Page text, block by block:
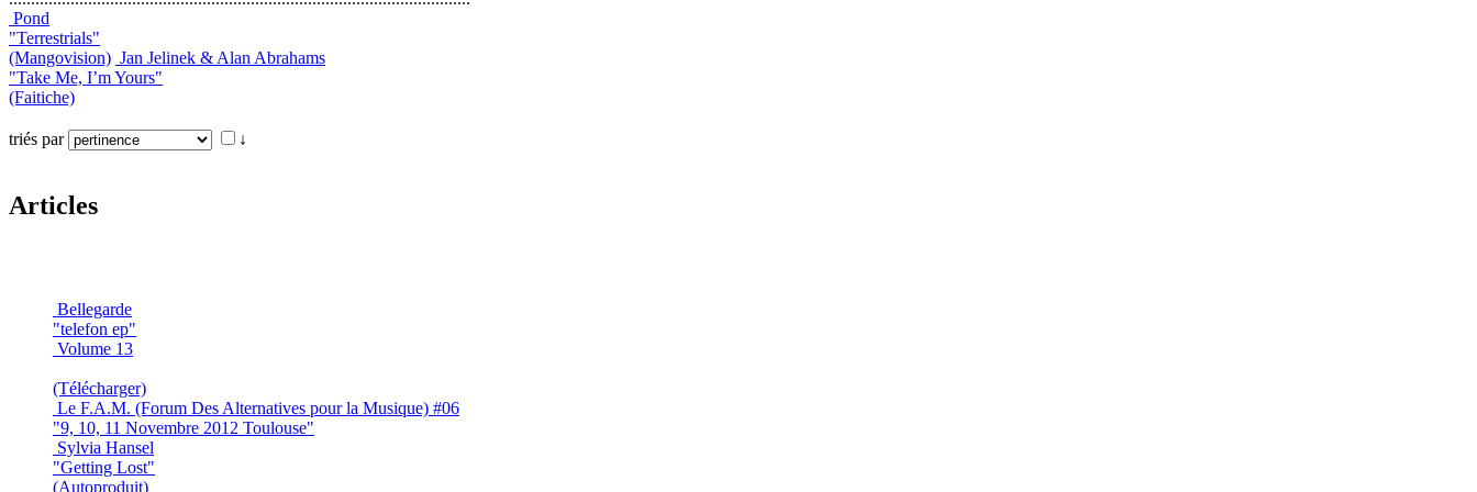
Pond
"Terrestrials"
(Mangovision) Jan Jelinek & Alan Abrahams
"Take Me, I’m Yours"
(Faitiche)
triés par ↓
Articles
Bellegarde
"telefon ep"
Volume 13
(Télécharger)
Le F.A.M. (Forum Des Alternatives pour la Musique) #06
"9, 10, 11 Novembre 2012 Toulouse"
Sylvia Hansel
"Getting Lost"
(Autoproduit)